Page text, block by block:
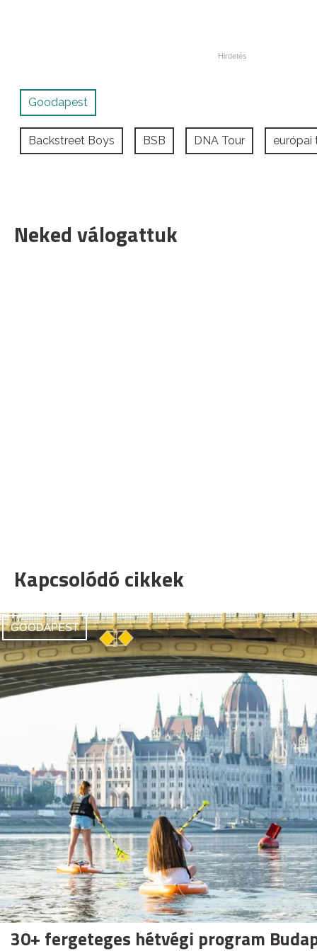
Goodapest
Backstreet Boys BSB DNA Tour európai
Neked válogattuk
Kapcsolódó cikkek
GOODAPEST
30+ fergeteges hétvégi program